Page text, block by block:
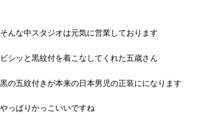
そんな中スタジオは元気に営業しております
ビシッと黒紋付を着こなしてくれた五歳さん
黒の五紋付きが本来の日本男児の正装にになります
やっぱりかっこいいですね